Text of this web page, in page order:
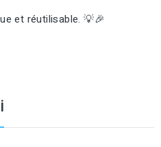
et réutilisable. 💡🎉